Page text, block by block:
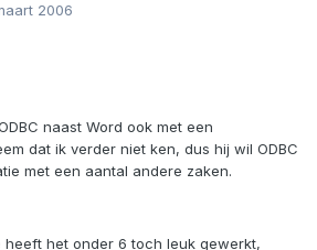
2006
naast Word ook met een
dat ik verder niet ken, dus hij wil ODBC
met een aantal andere zaken.
heeft het onder 6 toch leuk gewerkt,